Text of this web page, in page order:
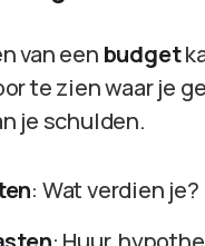
van een budget
te zien waar je
je schulden.
: Wat verdien je?